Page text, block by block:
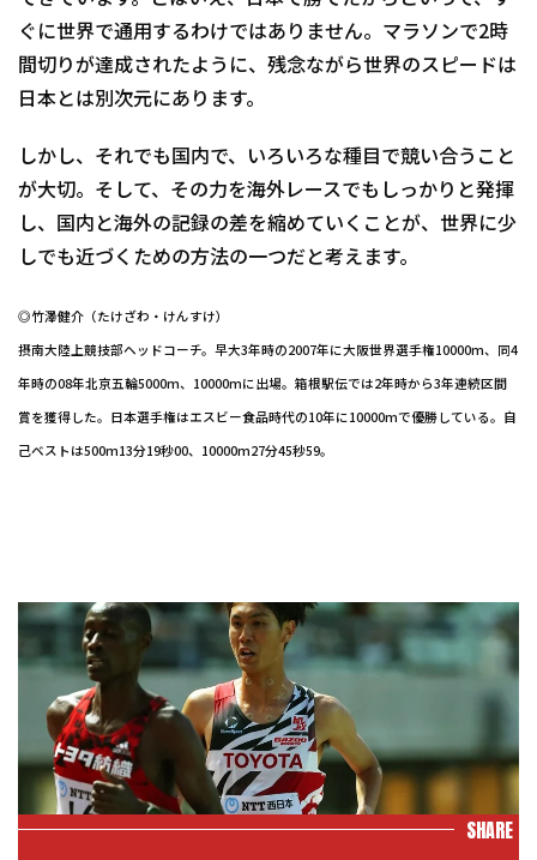
ぐに世界で通用するわけではありません。マラソンで2時
間切りが達成されたように、残念ながら世界のスピードは
日本とは別次元にあります。
しかし、それでも国内で、いろいろな種目で競い合うこと
が大切。そして、その力を海外レースでもしっかりと発揮
し、国内と海外の記録の差を縮めていくことが、世界に少
しでも近づくための方法の一つだと考えます。
◎竹澤健介（たけざわ・けんすけ）
摂南大陸上競技部ヘッドコーチ。早大3年時の2007年に大阪世界選手権10000m、同4
年時の08年北京五輪5000m、10000mに出場。箱根駅伝では2年時から3年連続区間
賞を獲得した。日本選手権はエスビー食品時代の10年に10000mで優勝している。自
己ベストは500m13分19秒00、10000m27分45秒59。
SHARE